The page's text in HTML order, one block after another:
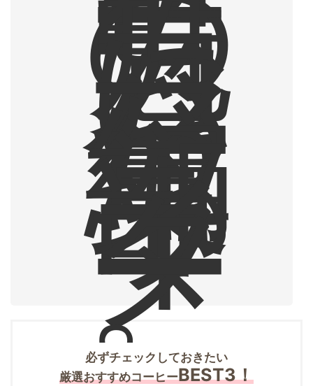
魅
力
に
ハ
マ
っ
た
編
集
部
ラ
イ
タ
ー
。
必ずチェックしておきたい
厳選おすすめコーヒーBEST3！